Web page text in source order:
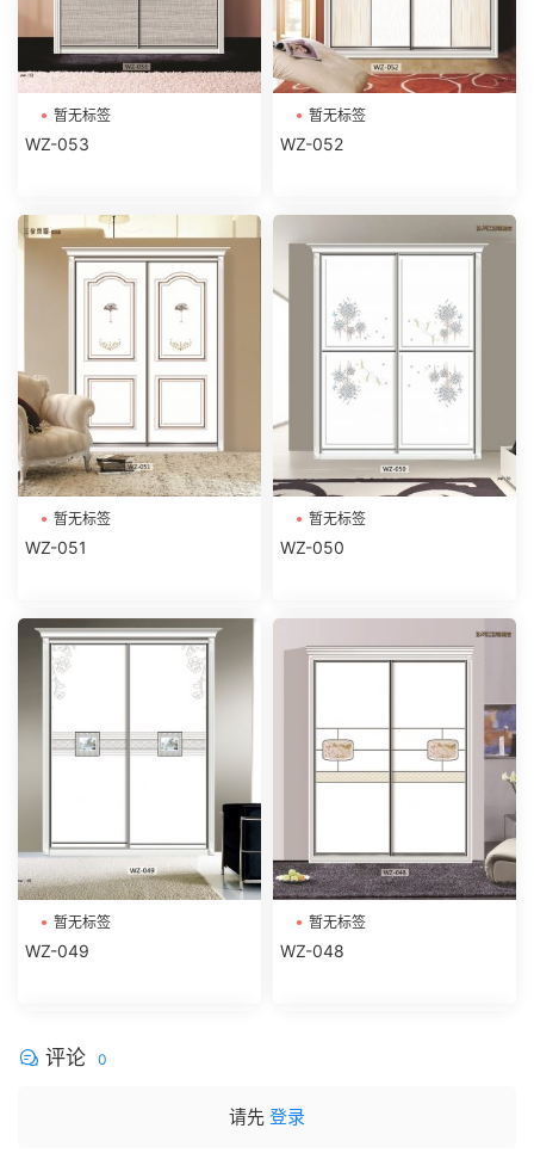
暂无标签
WZ-053
暂无标签
WZ-052
暂无标签
WZ-051
暂无标签
WZ-050
暂无标签
WZ-049
暂无标签
WZ-048
评论 0
请先 登录